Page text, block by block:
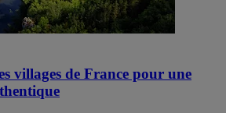
villages de France pour une